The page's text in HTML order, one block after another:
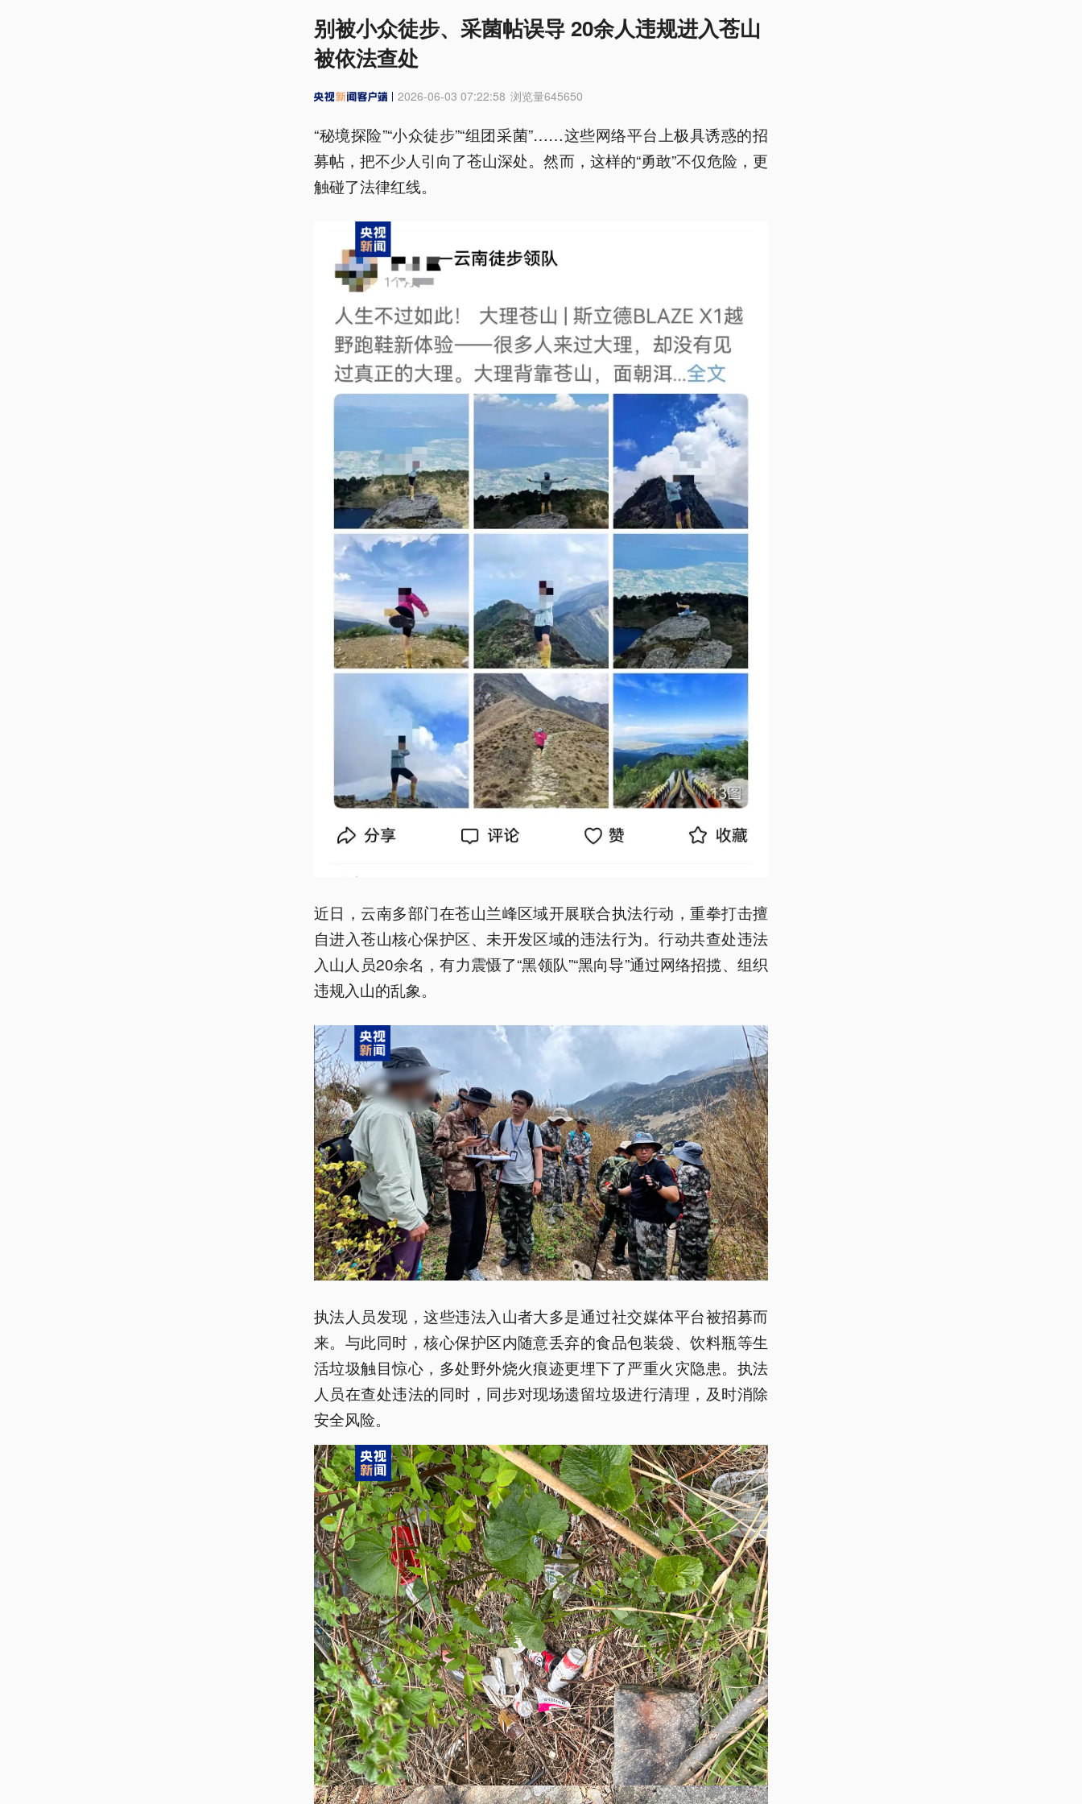
别被小众徒步、采菌帖误导 20余人违规进入苍山
被依法查处
2026-06-03 07:22:58 浏览量645650
“秘境探险”“小众徒步”“组团采菌”……这些网络平台上极具诱惑的招
募帖，把不少人引向了苍山深处。然而，这样的“勇敢”不仅危险，更
触碰了法律红线。
近日，云南多部门在苍山兰峰区域开展联合执法行动，重拳打击擅
自进入苍山核心保护区、未开发区域的违法行为。行动共查处违法
入山人员20余名，有力震慑了“黑领队”“黑向导”通过网络招揽、组织
违规入山的乱象。
执法人员发现，这些违法入山者大多是通过社交媒体平台被招募而
来。与此同时，核心保护区内随意丢弃的食品包装袋、饮料瓶等生
活垃圾触目惊心，多处野外烧火痕迹更埋下了严重火灾隐患。执法
人员在查处违法的同时，同步对现场遗留垃圾进行清理，及时消除
安全风险。